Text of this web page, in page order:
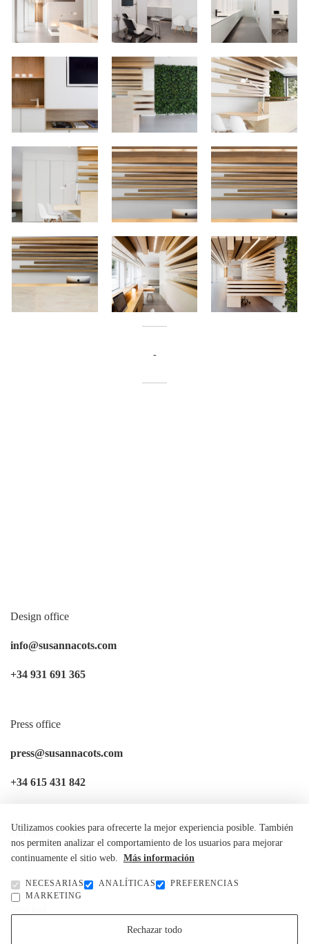
-
Design office
info@susannacots.com
+34 931 691 365
Press office
press@susannacots.com
+34 615 431 842
Get inspired
Utilizamos cookies para ofrecerte la mejor experiencia posible. También
nos permiten analizar el comportamiento de los usuarios para mejorar
continuamente el sitio web. Más información
NECESARIAS ANALÍTICAS
PREFERENCIAS
MARKETING
Rechazar todo